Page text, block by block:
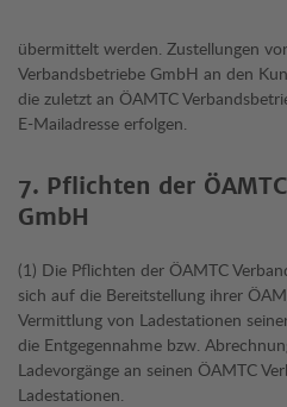
übermittelt werden. Zustellungen
Verbandsbetriebe GmbH an den
die zuletzt an ÖAMTC
E-Mailadresse erfolgen.
7. Pflichten der
GmbH
(1) Die Pflichten der ÖAMTC
sich auf die Bereitstellung ihrer
Vermittlung von Ladestationen
die Entgegennahme bzw.
Ladevorgänge an seinen ÖAMTC
Ladestationen.